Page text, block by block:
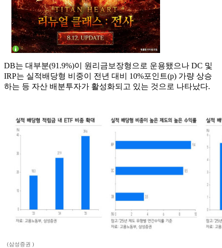
DB는 대부분(91.9%)이 원리금보장형으로 운용됐으나 DC 및
IRP는 실적배당형 비중이 전년 대비 10%포인트(p) 가량 상승
하는 등 자산 배분투자가 활성화되고 있는 것으로 나타났다.
(삼성증권 )